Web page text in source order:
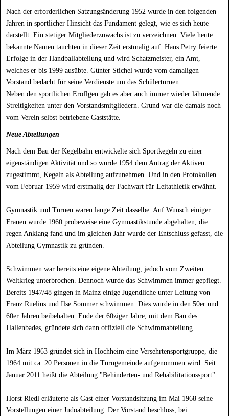
Nach der erforderlichen Satzungsänderung 1952 wurde in den folgenden
Jahren in sportlicher Hinsicht das Fundament gelegt, wie es sich heute
darstellt. Ein stetiger Mitgliederzuwachs ist zu verzeichnen. Viele heute
bekannte Namen tauchten in dieser Zeit erstmalig auf. Hans Petry feierte
Erfolge in der Handballabteilung und wird Schatzmeister, ein Amt,
welches er bis 1999 ausübte. Günter Stichel wurde vom damaligen
Vorstand bedacht für seine Verdienste um das Schülerturnen.
Neben den sportlichen Eroflgen gab es aber auch immer wieder lähmende
Streitigkeiten unter den Vorstandsmitgliedern. Grund war die damals noch
vom Verein selbst betriebene Gaststätte.
Neue Abteilungen
Nach dem Bau der Kegelbahn entwickelte sich Sportkegeln zu einer
eigenständigen Aktivität und so wurde 1954 dem Antrag der Aktiven
zugestimmt, Kegeln als Abteilung aufzunehmen. Und in den Protokollen
vom Februar 1959 wird erstmalig der Fachwart für Leitathletik erwähnt.
Gymnastik und Turnen waren lange Zeit dasselbe. Auf Wunsch einiger
Frauen wurde 1960 probeweise eine Gymnastikstunde abgehalten, die
regen Anklang fand und im gleichen Jahr wurde der Entschluss gefasst, die
Abteilung Gymnastik zu gründen.
Schwimmen war bereits eine eigene Abteilung, jedoch vom Zweiten
Weltkrieg unterbrochen. Dennoch wurde das Schwimmen immer gepflegt.
Bereits 1947/48 gingen in Mainz einige Jugendliche unter Leitung von
Franz Ruelius und Ilse Sommer schwimmen. Dies wurde in den 50er und
60er Jahren beibehalten. Ende der 60ziger Jahre, mit dem Bau des
Hallenbades, gründete sich dann offiziell die Schwimmabteilung.
Im März 1963 gründet sich in Hochheim eine Versehrtensportgruppe, die
1964 mit ca. 20 Personen in die Turngemeinde aufgenommen wird. Seit
Januar 2011 heißt die Abteilung "Behinderten- und Rehabilitationssport".
Horst Riedl erläuterte als Gast einer Vorstandsitzung im Mai 1968 seine
Vorstellungen einer Judoabteilung. Der Vorstand beschloss, bei